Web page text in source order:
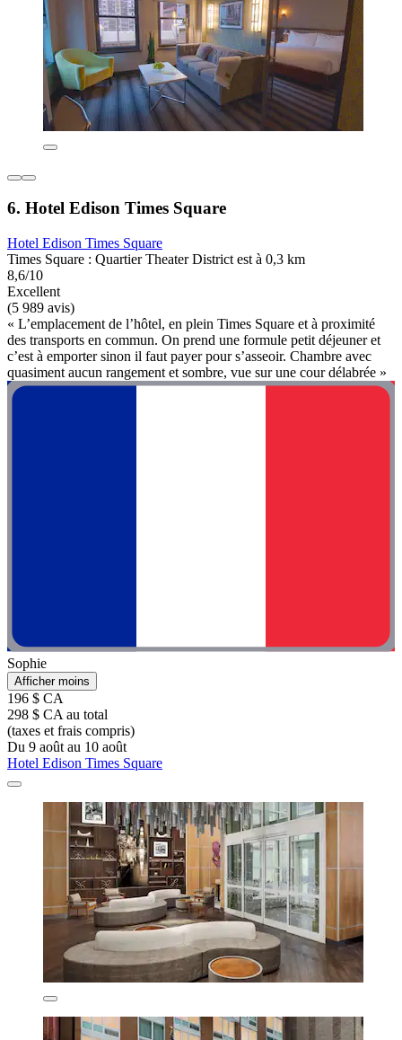
6. Hotel Edison Times Square
Hotel Edison Times Square
Times Square : Quartier Theater District est à 0,3 km
8,6/10
Excellent
(5 989 avis)
« L’emplacement de l’hôtel, en plein Times Square et à proximité
des transports en commun. On prend une formule petit déjeuner et
c’est à emporter sinon il faut payer pour s’asseoir. Chambre avec
quasiment aucun rangement et sombre, vue sur une cour délabrée »
Sophie
Afficher moins
196 $ CA
298 $ CA au total
(taxes et frais compris)
Du 9 août au 10 août
Hotel Edison Times Square